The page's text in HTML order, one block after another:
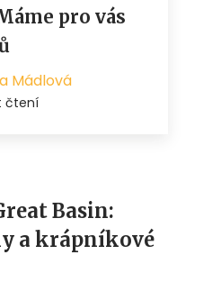
Basin:
a krápníkové